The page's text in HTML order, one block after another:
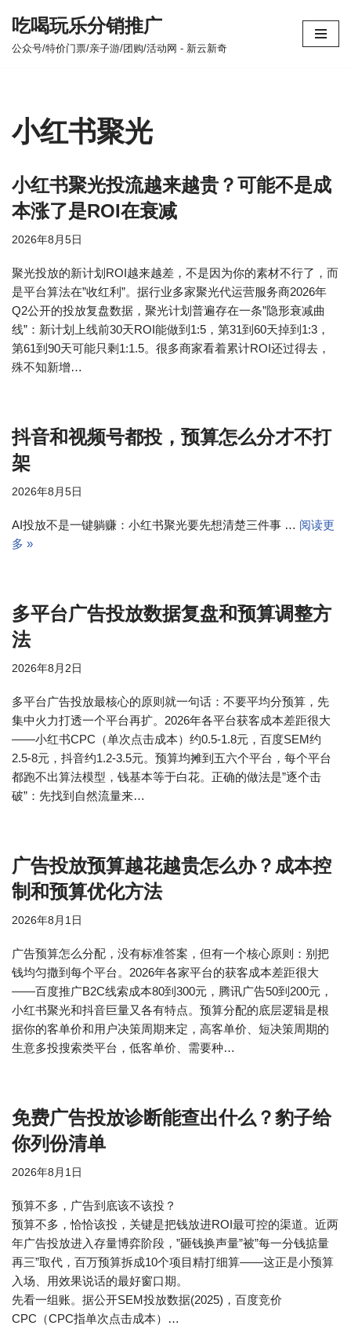
跳
吃喝玩乐分销推广
公众号/特价门票/亲子游/团购/活动网 - 新云新奇
小红书聚光
小红书聚光投流越来越贵？可能不是成
本涨了是ROI在衰减
2026年8月5日
聚光投放的新计划ROI越来越差，不是因为你的素材不行了，而
是平台算法在”收红利”。据行业多家聚光代运营服务商2026年
Q2公开的投放复盘数据，聚光计划普遍存在一条”隐形衰减曲
线”：新计划上线前30天ROI能做到1:5，第31到60天掉到1:3，
第61到90天可能只剩1:1.5。很多商家看着累计ROI还过得去，
殊不知新增…
抖音和视频号都投，预算怎么分才不打
架
2026年8月5日
AI投放不是一键躺赚：小红书聚光要先想清楚三件事 … 阅读更
多 »
多平台广告投放数据复盘和预算调整方
法
2026年8月2日
多平台广告投放最核心的原则就一句话：不要平均分预算，先
集中火力打透一个平台再扩。2026年各平台获客成本差距很大
——小红书CPC（单次点击成本）约0.5-1.8元，百度SEM约
2.5-8元，抖音约1.2-3.5元。预算均摊到五六个平台，每个平台
都跑不出算法模型，钱基本等于白花。正确的做法是”逐个击
破”：先找到自然流量来…
广告投放预算越花越贵怎么办？成本控
制和预算优化方法
2026年8月1日
广告预算怎么分配，没有标准答案，但有一个核心原则：别把
钱均匀撒到每个平台。2026年各家平台的获客成本差距很大
——百度推广B2C线索成本80到300元，腾讯广告50到200元，
小红书聚光和抖音巨量又各有特点。预算分配的底层逻辑是根
据你的客单价和用户决策周期来定，高客单价、短决策周期的
生意多投搜索类平台，低客单价、需要种…
免费广告投放诊断能查出什么？豹子给
你列份清单
2026年8月1日
预算不多，广告到底该不该投？
预算不多，恰恰该投，关键是把钱放进ROI最可控的渠道。近两
年广告投放进入存量博弈阶段，”砸钱换声量”被”每一分钱掂量
再三”取代，百万预算拆成10个项目精打细算——这正是小预算
入场、用效果说话的最好窗口期。
先看一组账。据公开SEM投放数据(2025)，百度竞价
CPC（CPC指单次点击成本）…